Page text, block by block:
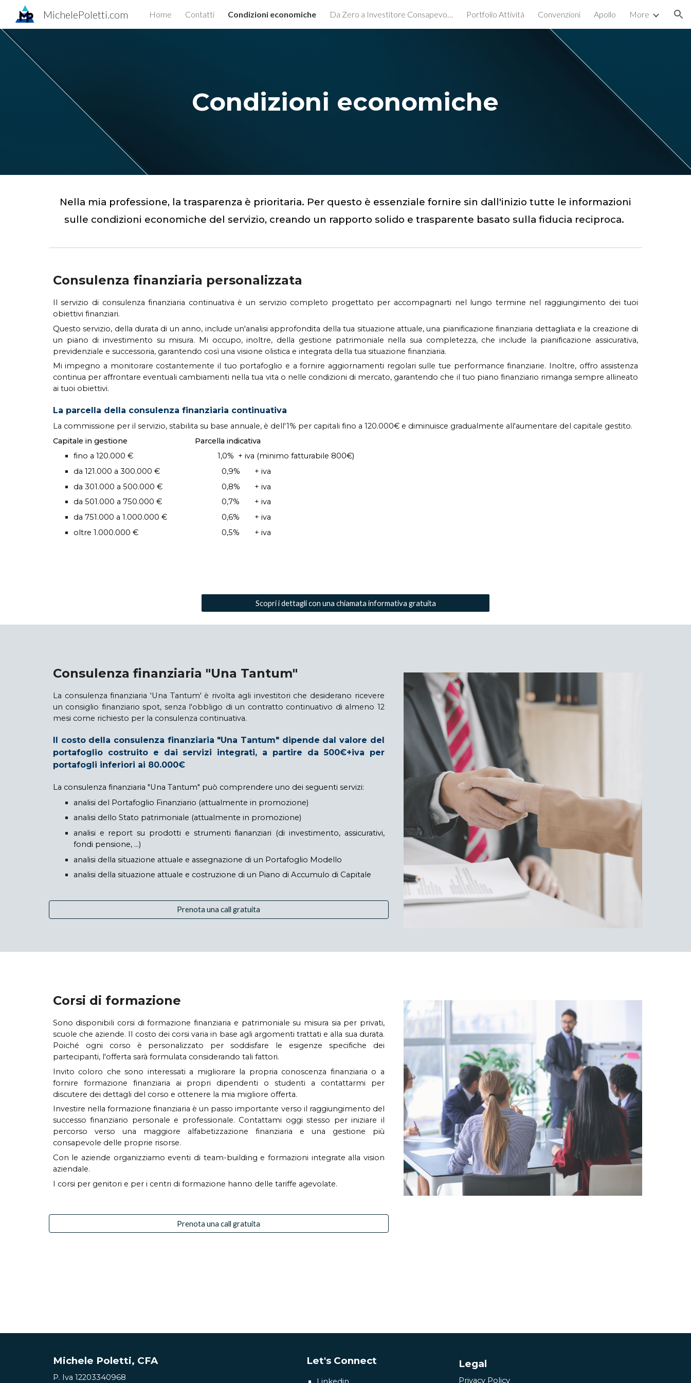
Skip to main content Skip to navigation
MichelePoletti.com Home Contatti Condizioni economiche Da Zero a Investitore Consapevole Portfolio Attività Convenzioni Apollo More
Condizioni economiche
Nella mia professione, la trasparenza è prioritaria. Per questo è essenziale fornire sin dall'inizio tutte le informazioni
sulle condizioni economiche del servizio, creando un rapporto solido e trasparente basato sulla fiducia reciproca.
Consulenza finanziaria personalizzata
Il servizio di consulenza finanziaria continuativa è un servizio completo progettato per accompagnarti nel lungo termine nel raggiungimento dei tuoi
obiettivi finanziari.
Questo servizio, della durata di un anno, include un'analisi approfondita della tua situazione attuale, una pianificazione finanziaria dettagliata e la creazione di
un piano di investimento su misura. Mi occupo, inoltre, della gestione patrimoniale nella sua completezza, che include la pianificazione assicurativa,
previdenziale e successoria, garantendo così una visione olistica e integrata della tua situazione finanziaria.
Mi impegno a monitorare costantemente il tuo portafoglio e a fornire aggiornamenti regolari sulle tue performance finanziarie. Inoltre, offro assistenza
continua per affrontare eventuali cambiamenti nella tua vita o nelle condizioni di mercato, garantendo che il tuo piano finanziario rimanga sempre allineato
ai tuoi obiettivi.
La parcella della consulenza finanziaria continuativa
La commissione per il servizio, stabilita su base annuale, è dell'1% per capitali fino a 120.000€ e diminuisce gradualmente all'aumentare del capitale gestito.
Capitale in gestione
Parcella indicativa
fino a 120.000 €
1,0% + iva (minimo fatturabile 800€)
da 121.000 a 300.000 €
0,9%
+ iva
da 301.000 a 500.000 € 0,8%
+ iva
da 501.000 a 750.000 € 0,7%
+ iva
da 751.000 a 1.000.000 € 0,6%
+ iva
oltre 1.000.000 € 0,5% + iva
Scopri i dettagli con una chiamata informativa gratuita
Consulenza finanziaria "Una Tantum"
La consulenza finanziaria 'Una Tantum' è rivolta agli investitori che desiderano ricevere
un consiglio finanziario spot, senza l'obbligo di un contratto continuativo di almeno 12
mesi come richiesto per la consulenza continuativa.
Il costo della consulenza finanziaria "Una Tantum" dipende dal valore del
portafoglio costruito e dai servizi integrati, a partire da 500€+iva per
portafogli inferiori ai 80.000€
La consulenza finanziaria "Una Tantum" può comprendere uno dei seguenti servizi:
analisi del Portafoglio Finanziario (attualmente in promozione)
analisi dello Stato patrimoniale (attualmente in promozione)
analisi e report su prodotti e strumenti fiananziari (di investimento, assicurativi,
fondi pensione, ...)
analisi della situazione attuale e assegnazione di un Portafoglio Modello
analisi della situazione attuale e costruzione di un Piano di Accumulo di Capitale
Prenota una call gratuita
Corsi di formazione
Sono disponibili corsi di formazione finanziaria e patrimoniale su misura sia per privati,
scuole che aziende. Il costo dei corsi varia in base agli argomenti trattati e alla sua durata.
Poiché ogni corso è personalizzato per soddisfare le esigenze specifiche dei
partecipanti, l'offerta sarà formulata considerando tali fattori.
Invito coloro che sono interessati a migliorare la propria conoscenza finanziaria o a
fornire formazione finanziaria ai propri dipendenti o studenti a contattarmi per
discutere dei dettagli del corso e ottenere la mia migliore offerta.
Investire nella formazione finanziaria è un passo importante verso il raggiungimento del
successo finanziario personale e professionale. Contattami oggi stesso per iniziare il
percorso verso una maggiore alfabetizzazione finanziaria e una gestione più
consapevole delle proprie risorse.
Con le aziende organizziamo eventi di team-building e formazioni integrate alla vision
aziendale.
I corsi per genitori e per i centri di formazione hanno delle tariffe agevolate.
Prenota una call gratuita
Michele Poletti, CFA
P. Iva 12203340968
Let's Connect Legal
Privacy Policy